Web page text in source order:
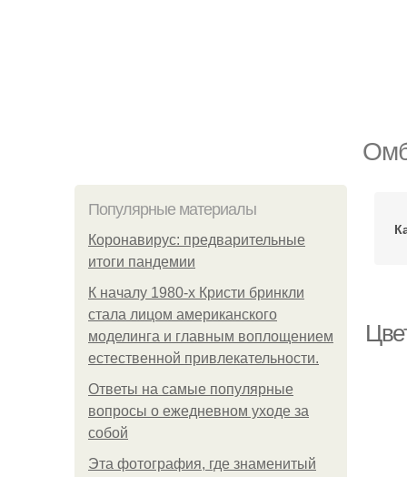
Популярные материалы
Коронавирус: предварительные
итоги пандемии
К началу 1980-х Кристи бринкли
стала лицом американского
моделинга и главным воплощением
естественной привлекательности.
Ответы на самые популярные
вопросы о ежедневном уходе за
собой
Эта фотография, где знаменитый